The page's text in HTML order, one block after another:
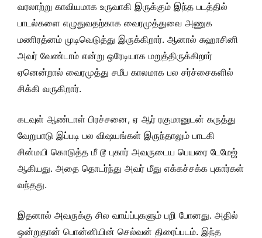
வரலாற்று காவியமாக உருவாகி இருக்கும் இந்த படத்தில்
பாடல்களை எழுதுவதற்காக வைரமுத்துவை அணுக
மணிரத்னம் முடிவெடுத்து இருக்கிறார். ஆனால் சுஹாசினி
அவர் வேண்டாம் என்று ஒரேடியாக மறுத்திருக்கிறார்
ஏனென்றால் வைரமுத்து சமீப காலமாக பல சர்ச்சைகளில்
சிக்கி வருகிறார்.
கடவுள் ஆண்டாள் பிரச்சனை, ஏ ஆர் ரகுமானுடன் கருத்து
வேறுபாடு இப்படி பல விஷயங்கள் இருந்தாலும் பாடகி
சின்மயி கொடுத்த மீ டூ புகார் அவருடைய பெயரை டேமேஜ்
ஆகியது. அதை தொடர்ந்து அவர் மீது எக்கச்சக்க புகார்கள்
வந்தது.
இதனால் அவருக்கு சில வாய்ப்புகளும் பறி போனது. அதில்
ஒன்றுதான் பொன்னியின் செல்வன் திரைப்படம். இந்த